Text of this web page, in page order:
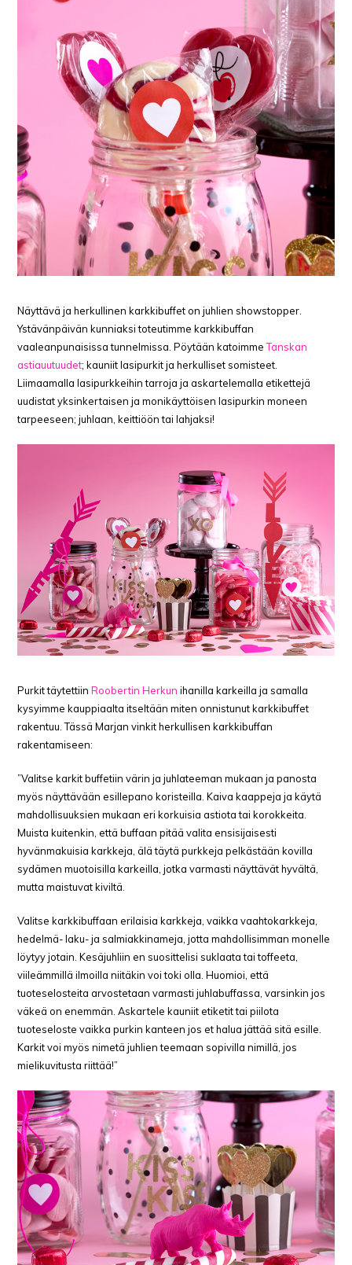
Näyttävä ja herkullinen karkkibuffet on juhlien showstopper.
Ystävänpäivän kunniaksi toteutimme karkkibuffan
vaaleanpunaisissa tunnelmissa. Pöytään katoimmeTanskan
astiauutuudet; kauniit lasipurkit ja herkulliset somisteet.
Liimaamalla lasipurkkeihin tarroja ja askartelemalla etikettejä
uudistat yksinkertaisen ja monikäyttöisen lasipurkin moneen
tarpeeseen; juhlaan, keittiöön tai lahjaksi!
Purkit täytettiinRoobertin Herkun ihanilla karkeilla ja samalla
kysyimme kauppiaalta itseltään miten onnistunut karkkibuffet
rakentuu. Tässä Marjan vinkit herkullisen karkkibuffan
rakentamiseen:
”Valitse karkit buffetiin värin ja juhlateeman mukaan ja panosta
myös näyttävään esillepano koristeilla. Kaiva kaappeja ja käytä
mahdollisuuksien mukaan eri korkuisia astiota tai korokkeita.
Muista kuitenkin, että buffaan pitää valita ensisijaisesti
hyvänmakuisia karkkeja, älä täytä purkkeja pelkästään kovilla
sydämen muotoisilla karkeilla, jotka varmasti näyttävät hyvältä,
mutta maistuvat kiviltä.
Valitse karkkibuffaan erilaisia karkkeja, vaikka vaahtokarkkeja,
hedelmä- laku- ja salmiakkinameja, jotta mahdollisimman monelle
löytyy jotain. Kesäjuhliin en suosittelisi suklaata tai toffeeta,
viileämmillä ilmoilla niitäkin voi toki olla. Huomioi, että
tuoteselosteita arvostetaan varmasti juhlabuffassa, varsinkin jos
väkeä on enemmän. Askartele kauniit etiketit tai piilota
tuoteseloste vaikka purkin kanteen jos et halua jättää sitä esille.
Karkit voi myös nimetä juhlien teemaan sopivilla nimillä, jos
mielikuvitusta riittää!”